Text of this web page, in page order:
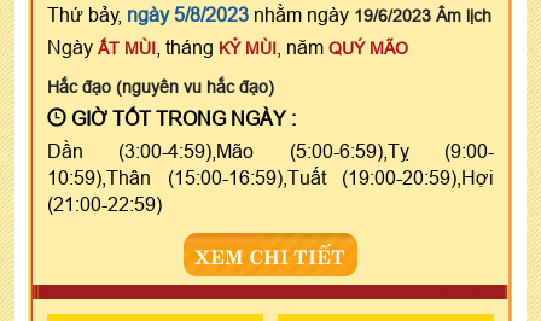
Thứ bảy, ngày 5/8/2023 nhằm ngày 19/6/2023 Âm lịch
Ngày ẤT MÙI , tháng KỶ MÙI , năm QUÝ MÃO
Hắc đạo (nguyên vu hắc đạo)
GIỜ TỐT TRONG NGÀY :
Dần (3:00-4:59),Mão (5:00-6:59),Tỵ (9:00-
10:59),Thân (15:00-16:59),Tuất (19:00-20:59),Hợi
(21:00-22:59)
XEM CHI TIẾT